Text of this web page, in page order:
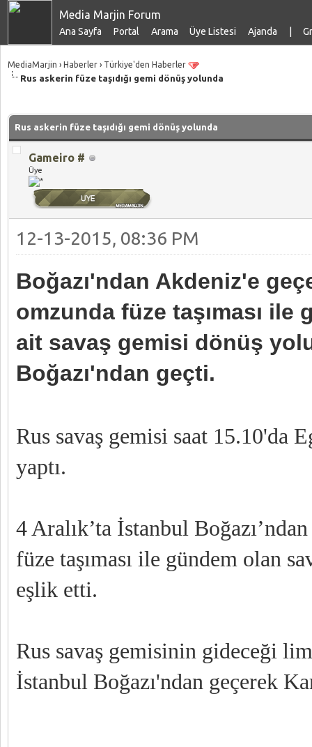
Media Marjin Forum
Ana Sayfa Portal Arama Üye Listesi Ajanda
MediaMarjin › Haberler › Türkiye'den Haberler
Rus askerin füze taşıdığı gemi dönüş yolunda
Rus askerin füze taşıdığı gemi dönüş yolunda
Gameiro #
Üye
12-13-2015, 08:36 PM
Boğazı'ndan Akdeniz'e
omzunda füze taşıması ile
ait savaş gemisi dönüş
Boğazı'ndan geçti.
Rus savaş gemisi saat 15.10'da
yaptı.
4 Aralık’ta İstanbul
füze taşıması ile gündem olan
eşlik etti.
Rus savaş gemisinin gideceği
İstanbul Boğazı'ndan geçerek